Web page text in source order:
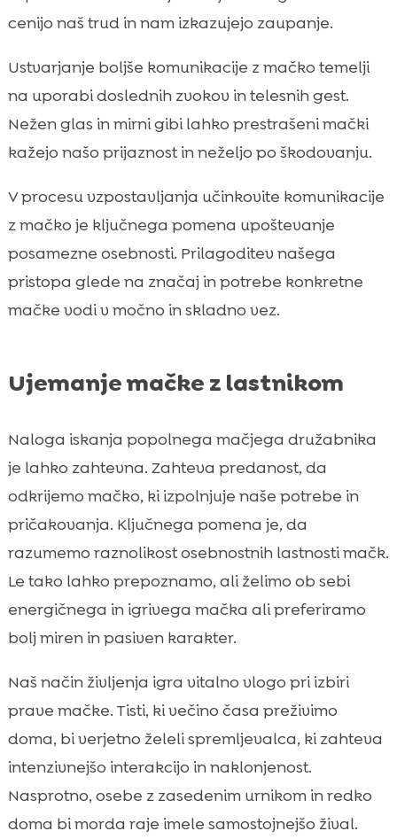
cenijo naš trud in nam izkazujejo zaupanje.
Ustvarjanje boljše komunikacije z mačko temelji
na uporabi doslednih zvokov in telesnih gest.
Nežen glas in mirni gibi lahko prestrašeni mački
kažejo našo prijaznost in neželjo po škodovanju.
V procesu vzpostavljanja učinkovite komunikacije
z mačko je ključnega pomena upoštevanje
posamezne osebnosti. Prilagoditev našega
pristopa glede na značaj in potrebe konkretne
mačke vodi v močno in skladno vez.
Ujemanje mačke z lastnikom
Naloga iskanja popolnega mačjega družabnika
je lahko zahtevna. Zahteva predanost, da
odkrijemo mačko, ki izpolnjuje naše potrebe in
pričakovanja. Ključnega pomena je, da
razumemo raznolikost osebnostnih lastnosti mačk.
Le tako lahko prepoznamo, ali želimo ob sebi
energičnega in igrivega mačka ali preferiramo
bolj miren in pasiven karakter.
Naš način življenja igra vitalno vlogo pri izbiri
prave mačke. Tisti, ki večino časa preživimo
doma, bi verjetno želeli spremljevalca, ki zahteva
intenzivnejšo interakcijo in naklonjenost.
Nasprotno, osebe z zasedenim urnikom in redko
doma bi morda raje imele samostojnejšo žival.